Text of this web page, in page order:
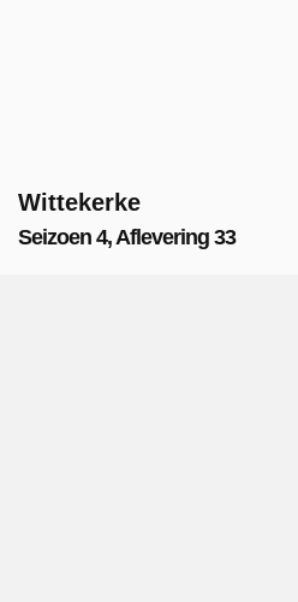
Wittekerke
Seizoen 4, Aflevering 33